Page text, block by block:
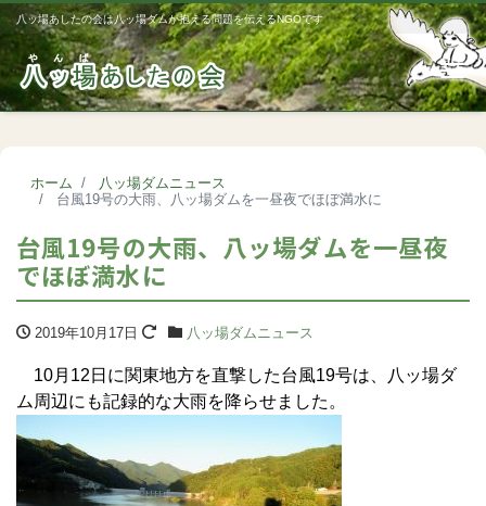
八ッ場あしたの会は八ッ場ダムが抱える問題を伝えるNGOです
ホーム
八ッ場ダムニュース
台風19号の大雨、八ッ場ダムを一昼夜でほぼ満水に
台風19号の大雨、八ッ場ダムを一昼夜
でほぼ満水に
2019年10月17日 八ッ場ダムニュース
10月12日に関東地方を直撃した台風19号は、八ッ場ダ
ム周辺にも記録的な大雨を降らせました。